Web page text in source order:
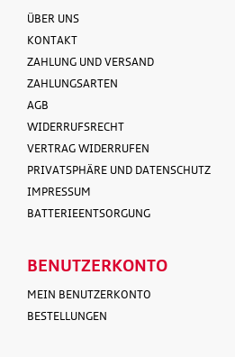
ÜBER UNS
KONTAKT
ZAHLUNG UND VERSAND
ZAHLUNGSARTEN
AGB
WIDERRUFSRECHT
VERTRAG WIDERRUFEN
PRIVATSPHÄRE UND DATENSCHUTZ
IMPRESSUM
BATTERIEENTSORGUNG
BENUTZERKONTO
MEIN BENUTZERKONTO
BESTELLUNGEN